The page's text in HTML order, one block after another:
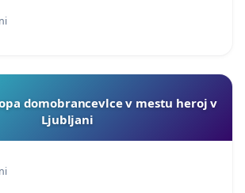
domobrancevlce v mestu heroj v
Ljubljani